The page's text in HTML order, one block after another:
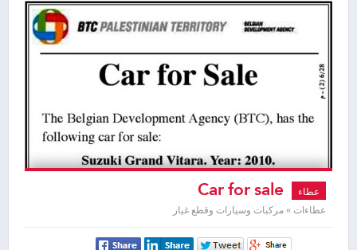
عطاء
عطاءات » مركبات وسيارات وقطع غيار